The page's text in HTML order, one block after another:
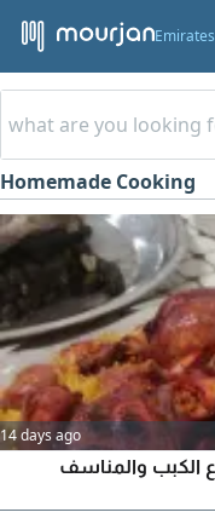
Emirates
Homemade Cooking
14 days ago
الكبب والمناسف